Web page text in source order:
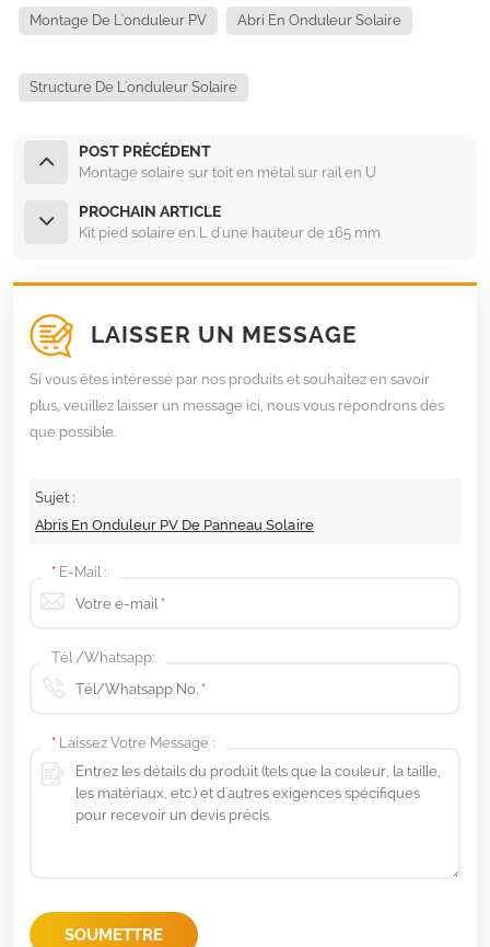
Montage De L'onduleur PV Abri En Onduleur Solaire
Structure De L'onduleur Solaire
POST PRÉCÉDENT
Montage solaire sur toit en métal sur rail en U
PROCHAIN ARTICLE
Kit pied solaire en L d'une hauteur de 165 mm
LAISSER UN MESSAGE
Si vous êtes intéressé par nos produits et souhaitez en savoir
plus, veuillez laisser un message ici, nous vous répondrons dès
que possible.
Sujet :
Abris En Onduleur PV De Panneau Solaire
* E-Mail :
Tél /Whatsapp:
* Laissez Votre Message :
SOUMETTRE